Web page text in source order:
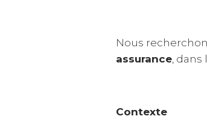
Nous
assurance ,
Contexte